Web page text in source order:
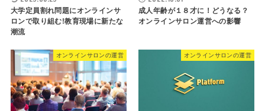
大学定員割れ問題にオンラインサ
ロンで取り組む!教育現場に新たな
潮流
成人年齢が１８才に！どうなる？
オンラインサロン運営への影響
オンラインサロンの運営 オンラインサロンの運営